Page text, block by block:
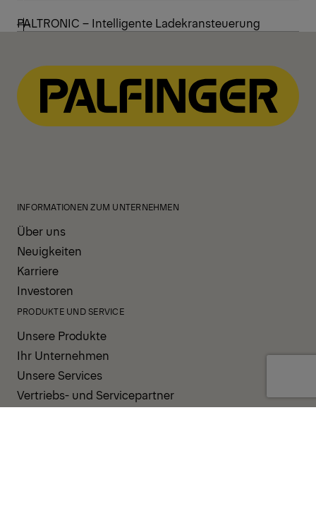
PALTRONIC – Intelligente Ladekransteuerung
INFORMATIONEN ZUM UNTERNEHMEN
Über uns
Neuigkeiten
Karriere
Investoren
PRODUKTE UND SERVICE
Unsere Produkte
Ihr Unternehmen
Unsere Services
Vertriebs- und Servicepartner